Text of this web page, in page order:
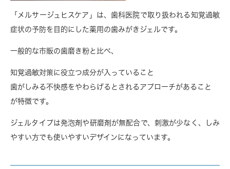
「メルサージュヒスケア」は、歯科医院で取り扱われる 知覚過敏
症状の予防を目的にした薬用の歯みがきジェルです。
一般的な市販の歯磨き粉と比べ、
知覚過敏対策に役立つ成分が入っていること
歯がしみる不快感をやわらげるとされるアプローチがあること
が特徴です。
ジェルタイプは発泡剤や研磨剤が無配合で、刺激が少なく、しみ
やすい方でも使いやすいデザインになっています。